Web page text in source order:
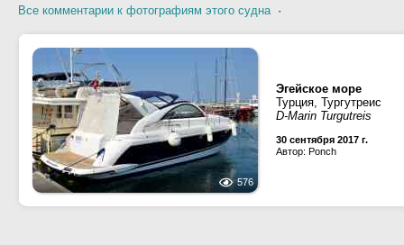
Все комментарии к фотографиям этого судна·
576
Эгейское море
Турция, Тургутреис
D-Marin Turgutreis
30 сентября 2017 г.
Автор: Ponch